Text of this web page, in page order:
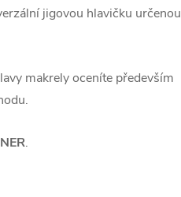
jigovou hlavičku určenou
makrely oceníte především
.